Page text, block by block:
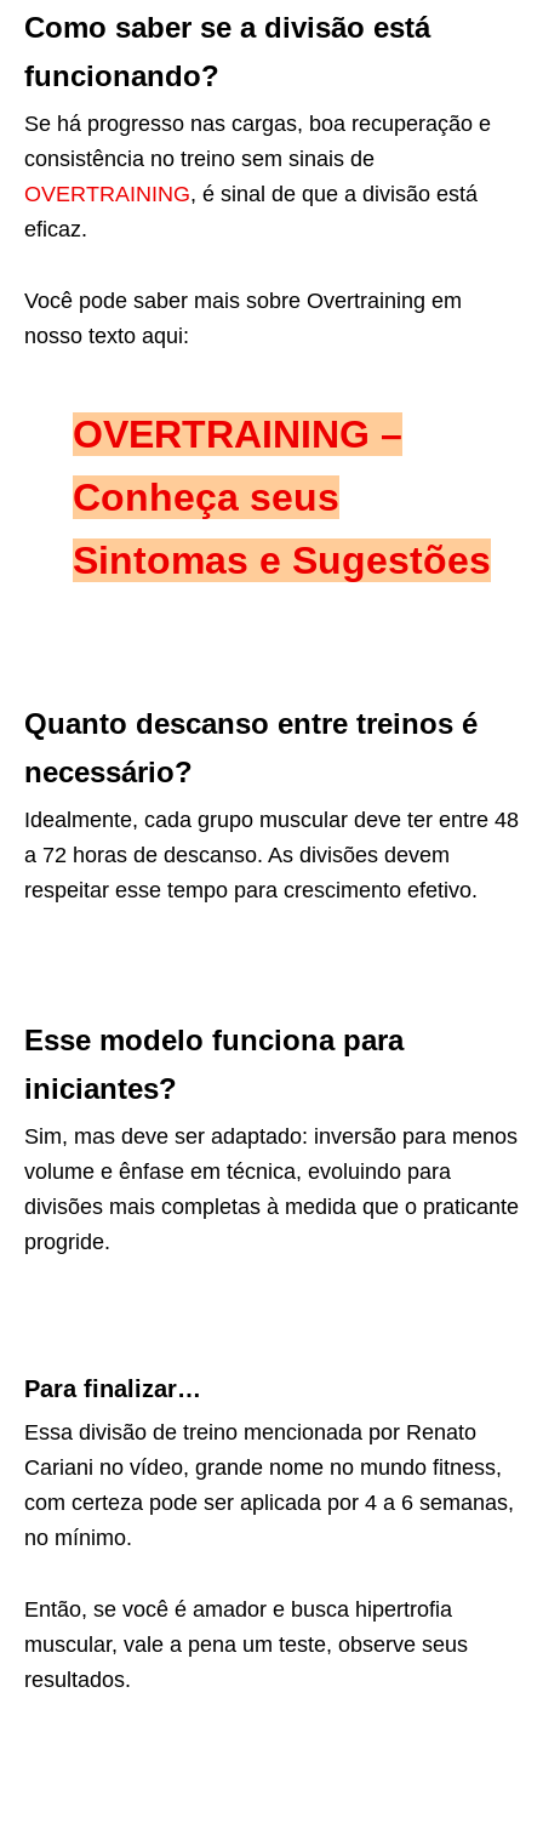
Como saber se a divisão está
funcionando?
Se há progresso nas cargas, boa recuperação e
consistência no treino sem sinais de
OVERTRAINING, é sinal de que a divisão está
eficaz.
Você pode saber mais sobre Overtraining em
nosso texto aqui:
OVERTRAINING –
Conheça seus
Sintomas e Sugestões
Quanto descanso entre treinos é
necessário?
Idealmente, cada grupo muscular deve ter entre 48
a 72 horas de descanso. As divisões devem
respeitar esse tempo para crescimento efetivo.
Esse modelo funciona para
iniciantes?
Sim, mas deve ser adaptado: inversão para menos
volume e ênfase em técnica, evoluindo para
divisões mais completas à medida que o praticante
progride.
Para finalizar…
Essa divisão de treino mencionada por Renato
Cariani no vídeo, grande nome no mundo fitness,
com certeza pode ser aplicada por 4 a 6 semanas,
no mínimo.
Então, se você é amador e busca hipertrofia
muscular, vale a pena um teste, observe seus
resultados.